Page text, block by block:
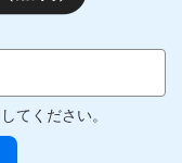
てください。